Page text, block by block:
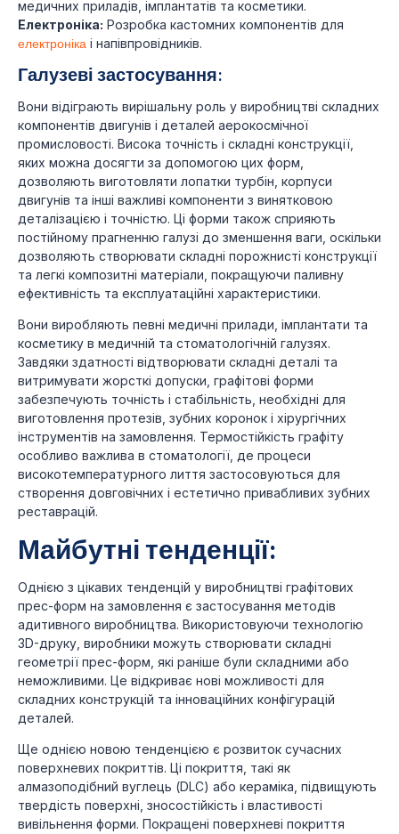
медичних приладів, імплантатів та косметики.
Електроніка: Розробка кастомних компонентів для
електроніка і напівпровідників.
Галузеві застосування:
Вони відіграють вирішальну роль у виробництві складних
компонентів двигунів і деталей аерокосмічної
промисловості. Висока точність і складні конструкції,
яких можна досягти за допомогою цих форм,
дозволяють виготовляти лопатки турбін, корпуси
двигунів та інші важливі компоненти з винятковою
деталізацією і точністю. Ці форми також сприяють
постійному прагненню галузі до зменшення ваги, оскільки
дозволяють створювати складні порожнисті конструкції
та легкі композитні матеріали, покращуючи паливну
ефективність та експлуатаційні характеристики.
Вони виробляють певні медичні прилади, імплантати та
косметику в медичній та стоматологічній галузях.
Завдяки здатності відтворювати складні деталі та
витримувати жорсткі допуски, графітові форми
забезпечують точність і стабільність, необхідні для
виготовлення протезів, зубних коронок і хірургічних
інструментів на замовлення. Термостійкість графіту
особливо важлива в стоматології, де процеси
високотемпературного лиття застосовуються для
створення довговічних і естетично привабливих зубних
реставрацій.
Майбутні тенденції:
Однією з цікавих тенденцій у виробництві графітових
прес-форм на замовлення є застосування методів
адитивного виробництва. Використовуючи технологію
3D-друку, виробники можуть створювати складні
геометрії прес-форм, які раніше були складними або
неможливими. Це відкриває нові можливості для
складних конструкцій та інноваційних конфігурацій
деталей.
Ще однією новою тенденцією є розвиток сучасних
поверхневих покриттів. Ці покриття, такі як
алмазоподібний вуглець (DLC) або кераміка, підвищують
твердість поверхні, зносостійкість і властивості
вивільнення форми. Покращені поверхневі покриття